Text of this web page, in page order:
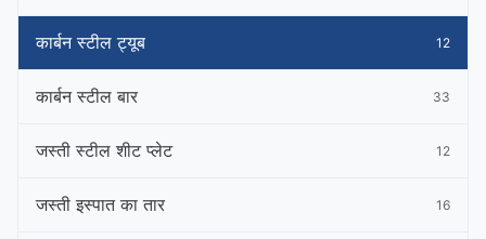
कार्बन स्टील ट्यूब 12
कार्बन स्टील बार 33
जस्ती स्टील शीट प्लेट 12
जस्ती इस्पात का तार 16